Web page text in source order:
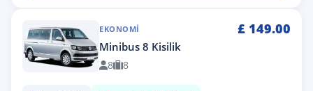
EKONOMI £ 149.00
Minibus 8 Kisilik
8 8